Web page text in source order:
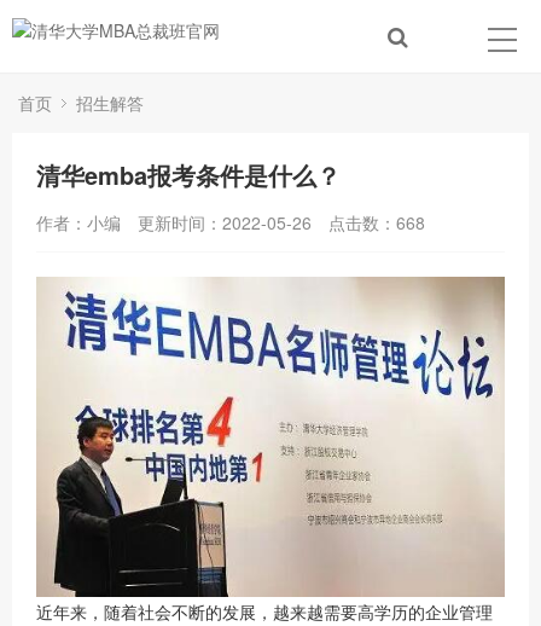
首页 招生解答
清华emba报考条件是什么？
作者：小编 更新时间：2022-05-26 点击数： 668
近年来，随着社会不断的发展，越来越需要高学历的企业管理